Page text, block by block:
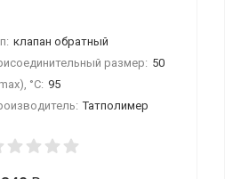
клапан обратный
размер: 50
°С: 95
Татполимер